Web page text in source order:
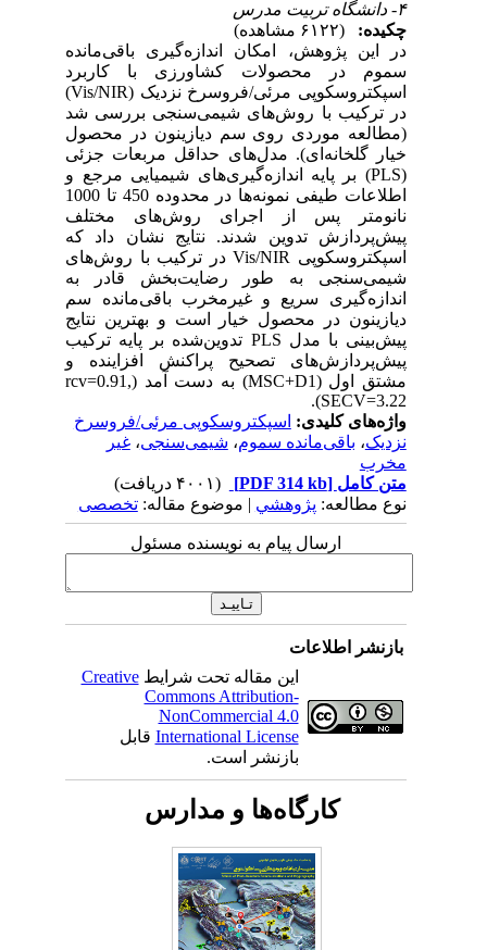
چکیده:
در این پژوهش، امکان اندازه‌گیری باقی‌مانده
سموم در محصولات کشاورزی با کاربرد
اسپکتروسکوپی مرئی/فروسرخ نزدیک (Vis/NIR)
در ترکیب با روش‌های شیمی‌سنجی بررسی شد
(مطالعه موردی روی سم دیازینون در محصول
خیار گلخانه‌ای). مدل‌های حداقل مربعات جزئی
(PLS) بر پایه اندازه‌گیری‌های شیمیایی مرجع و
اطلاعات طیفی نمونه‌ها در محدوده 450 تا 1000
نانومتر پس از اجرای روش‌های مختلف
پیش‌پردازش تدوین شدند. نتایج نشان داد که
اسپکتروسکوپی Vis/NIR در ترکیب با روش‌های
شیمی‌سنجی به طور رضایت‌بخش قادر به
اندازه‌گیری سریع و غیرمخرب باقی‌مانده سم
دیازینون در محصول خیار است و بهترین نتایج
پیش‌بینی با مدل PLS تدوین‌شده بر پایه ترکیب
پیش‌پردازش‌های تصحیح پراکنش افزاینده و
مشتق اول (MSC+D1) به دست آمد (rcv=0.91,
SECV=3.22).
واژه‌های کلیدی:اسپکتروسکوپی مرئی/فروسرخ
نزدیک،باقی‌مانده سموم،شیمی‌سنجی،غیر
مخرب
متن کامل[PDF 314 kb]
نوع مطالعه:پژوهشي| موضوع مقاله:تخصصی
ارسال پیام به نویسنده مسئول
بازنشر اطلاعات
این مقاله تحت شرایطCreative
Commons Attribution-
NonCommercial 4.0
International Licenseقابل
بازنشر است.
کارگاه‌ها و مدارس